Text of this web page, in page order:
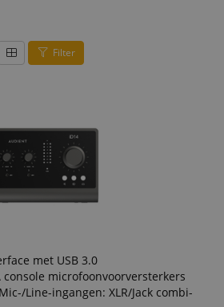
Filter
met USB 3.0
console microfoonvoorversterkers
Line-ingangen: XLR/Jack combi-